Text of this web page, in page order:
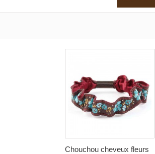
Chouchou cheveux fleurs